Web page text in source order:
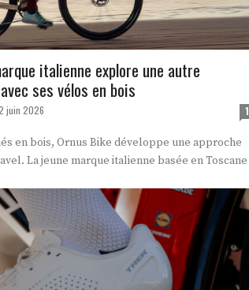
italienne explore une autre
ses vélos en bois
juin 2026 1
en bois, Ornus Bike développe une approche
La jeune marque italienne basée en Toscane